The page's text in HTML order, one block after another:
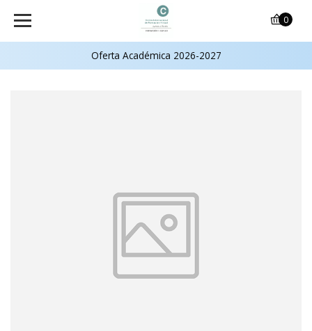
Oferta Académica 2026-2027
0